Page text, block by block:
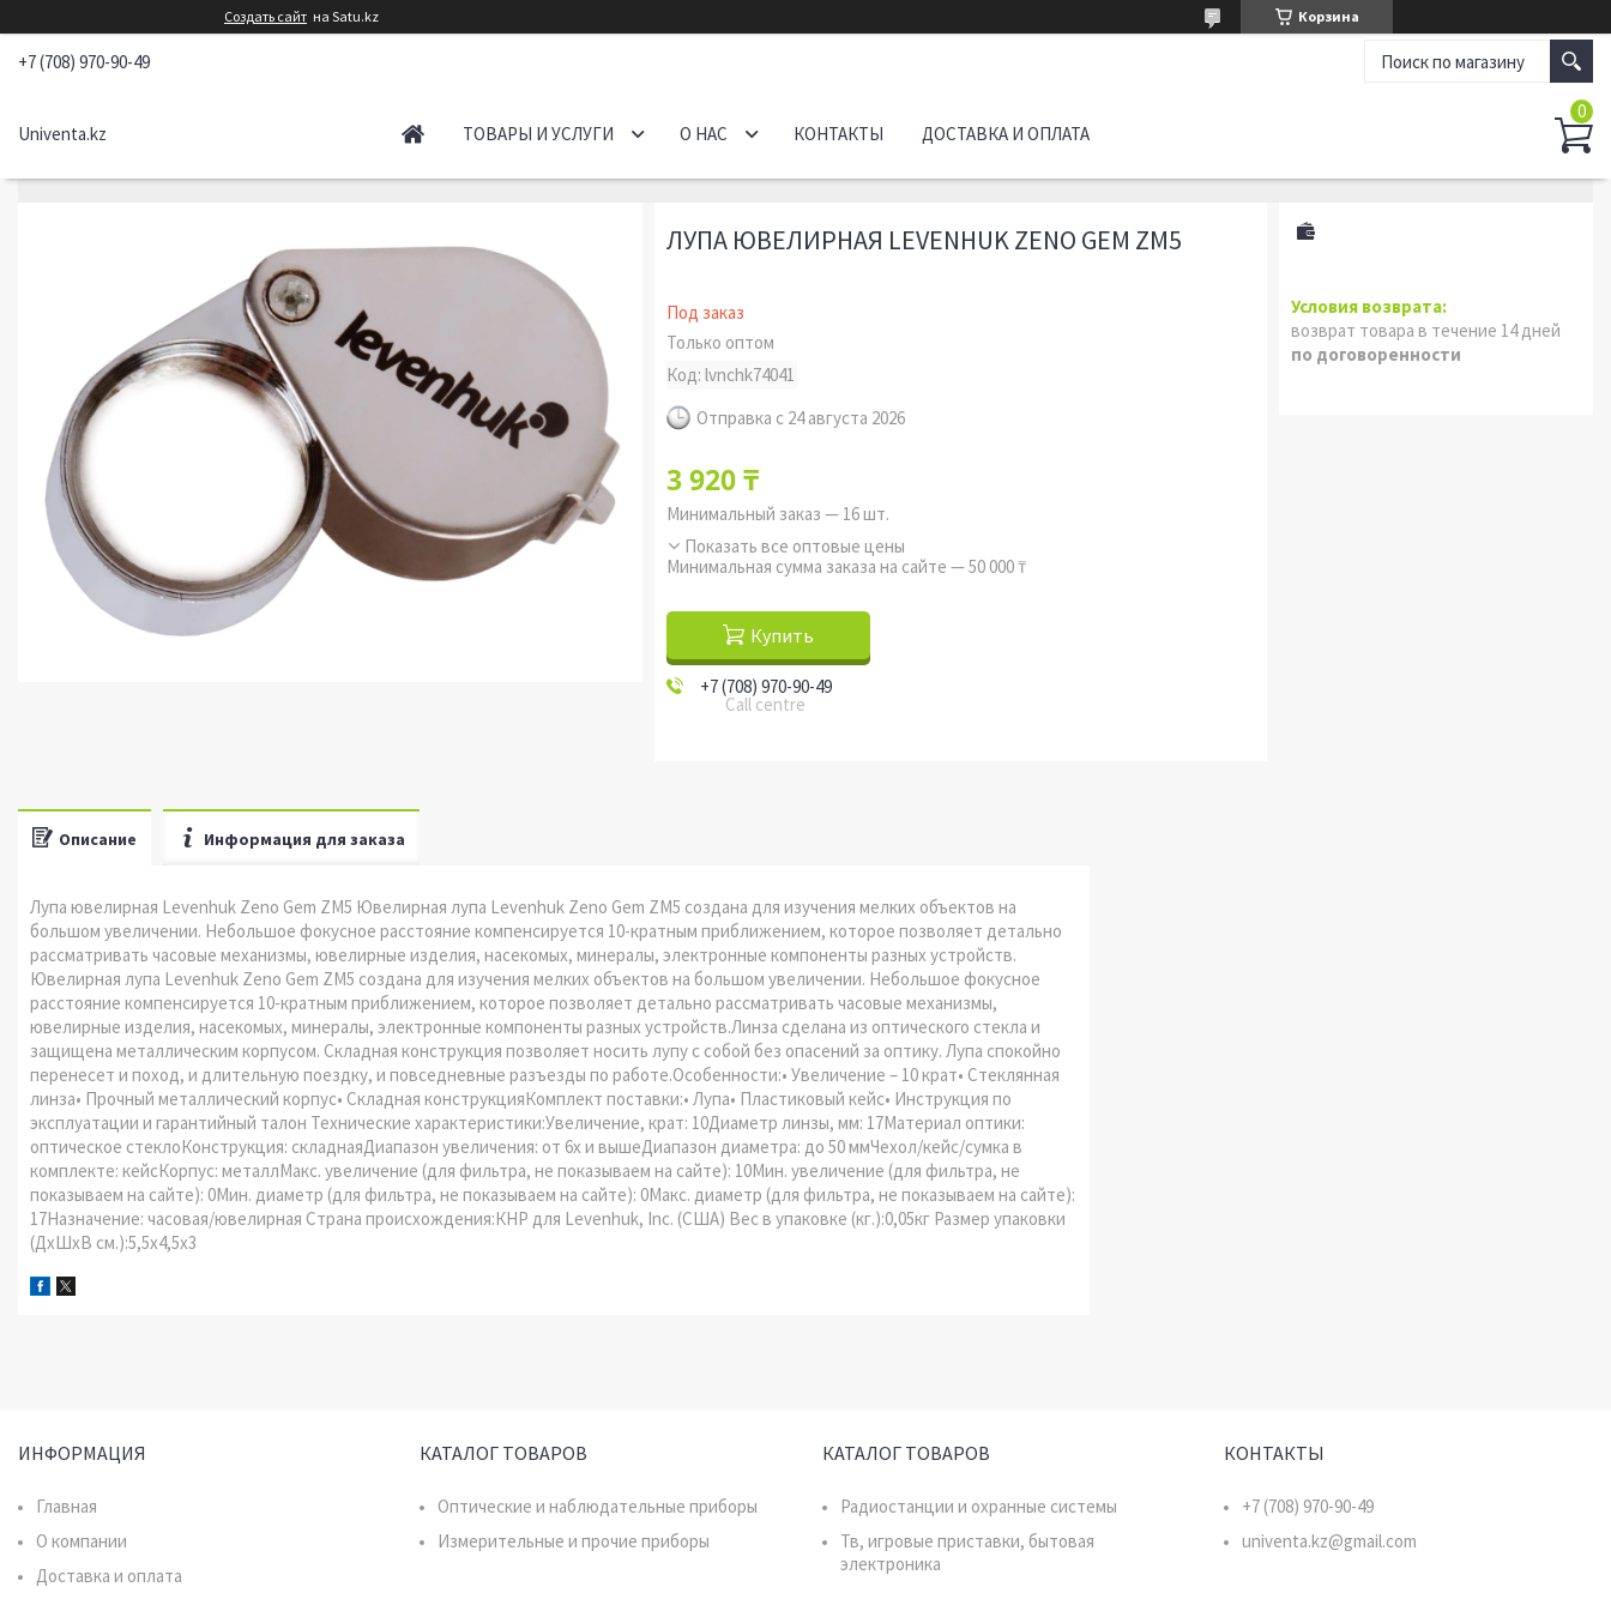
Создать сайт на Satu.kz Корзина
+7 (708) 970-90-49
Univenta.kz ТОВАРЫ И УСЛУГИ О НАС КОНТАКТЫ ДОСТАВКА И ОПЛАТА
ЛУПА ЮВЕЛИРНАЯ LEVENHUK ZENO GEM ZM5
Под заказ
Только оптом
Код:lvnchk74041
Отправка с 24 августа 2026
3 920 ₸
Минимальный заказ — 16 шт.
Показать все оптовые цены
Минимальная сумма заказа на сайте — 50 000 ₸
Купить
+7 (708) 970-90-49
Call centre
возврат товара в течение 14 дней
по договоренности
Описание Информация для заказа
Лупа ювелирная Levenhuk Zeno Gem ZM5 Ювелирная лупа Levenhuk Zeno Gem ZM5 создана для изучения мелких объектов на
большом увеличении. Небольшое фокусное расстояние компенсируется 10-кратным приближением, которое позволяет детально
рассматривать часовые механизмы, ювелирные изделия, насекомых, минералы, электронные компоненты разных устройств.
Ювелирная лупа Levenhuk Zeno Gem ZM5 создана для изучения мелких объектов на большом увеличении. Небольшое фокусное
расстояние компенсируется 10-кратным приближением, которое позволяет детально рассматривать часовые механизмы,
ювелирные изделия, насекомых, минералы, электронные компоненты разных устройств.Линза сделана из оптического стекла и
защищена металлическим корпусом. Складная конструкция позволяет носить лупу с собой без опасений за оптику. Лупа спокойно
перенесет и поход, и длительную поездку, и повседневные разъезды по работе.Особенности:• Увеличение – 10 крат• Стеклянная
линза• Прочный металлический корпус• Складная конструкцияКомплект поставки:• Лупа• Пластиковый кейс• Инструкция по
эксплуатации и гарантийный талон Технические характеристики:Увеличение, крат: 10Диаметр линзы, мм: 17Материал оптики:
оптическое стеклоКонструкция: складнаяДиапазон увеличения: от 6х и вышеДиапазон диаметра: до 50 ммЧехол/кейс/сумка в
комплекте: кейсКорпус: металлМакс. увеличение (для фильтра, не показываем на сайте): 10Мин. увеличение (для фильтра, не
показываем на сайте): 0Мин. диаметр (для фильтра, не показываем на сайте): 0Макс. диаметр (для фильтра, не показываем на сайте):
17Назначение: часовая/ювелирная Страна происхождения:КНР для Levenhuk, Inc. (США) Вес в упаковке (кг.):0,05кг Размер упаковки
(ДхШхВ см.):5,5x4,5x3
ИНФОРМАЦИЯ
Главная
О компании
Доставка и оплата
КАТАЛОГ ТОВАРОВ
Оптические и наблюдательные приборы
Измерительные и прочие приборы
КАТАЛОГ ТОВАРОВ
Радиостанции и охранные системы
Тв, игровые приставки, бытовая
электроника
КОНТАКТЫ
+7 (708) 970-90-49
univenta.kz@gmail.com